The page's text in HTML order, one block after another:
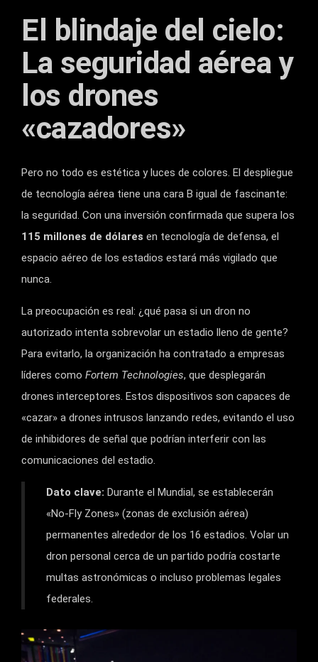
El blindaje del cielo:
La seguridad aérea y
los drones
«cazadores»
Pero no todo es estética y luces de colores. El despliegue
de tecnología aérea tiene una cara B igual de fascinante:
la seguridad. Con una inversión confirmada que supera los
115 millones de dólares en tecnología de defensa, el
espacio aéreo de los estadios estará más vigilado que
nunca.
La preocupación es real: ¿qué pasa si un dron no
autorizado intenta sobrevolar un estadio lleno de gente?
Para evitarlo, la organización ha contratado a empresas
líderes como Fortem Technologies, que desplegarán
drones interceptores. Estos dispositivos son capaces de
«cazar» a drones intrusos lanzando redes, evitando el uso
de inhibidores de señal que podrían interferir con las
comunicaciones del estadio.
Dato clave: Durante el Mundial, se establecerán
«No-Fly Zones» (zonas de exclusión aérea)
permanentes alrededor de los 16 estadios. Volar un
dron personal cerca de un partido podría costarte
multas astronómicas o incluso problemas legales
federales.